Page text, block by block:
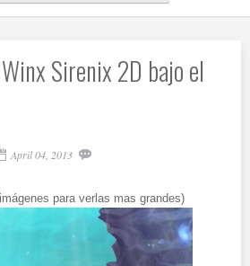
Sirenix 2D bajo el
April 04, 2013
para verlas mas grandes)